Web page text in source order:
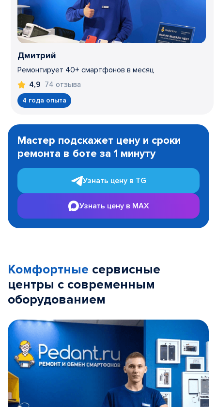
Дмитрий
Ремонтирует 40+ смартфонов в месяц
4,9 74 отзыва
4 года опыта
1
Мастер подскажет цену и сроки
ремонта в боте за 1 минуту
Узнать цену в TG
Узнать цену в MAX
Комфортные сервисные
центры с современным
оборудованием